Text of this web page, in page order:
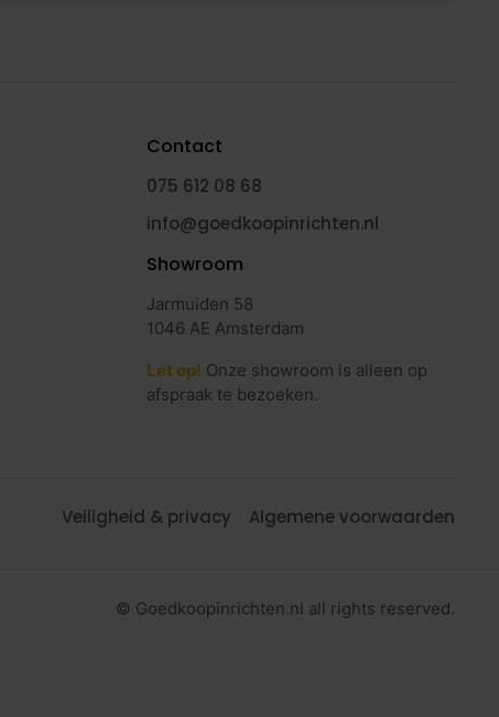
Contact
075 612 08 68
info@goedkoopinrichten.nl
Showroom
Jarmuiden 58
1046 AE Amsterdam
Let op! Onze showroom is alleen op
afspraak te bezoeken.
Veiligheid & privacy Algemene voorwaarden
© Goedkoopinrichten.nl all rights reserved.